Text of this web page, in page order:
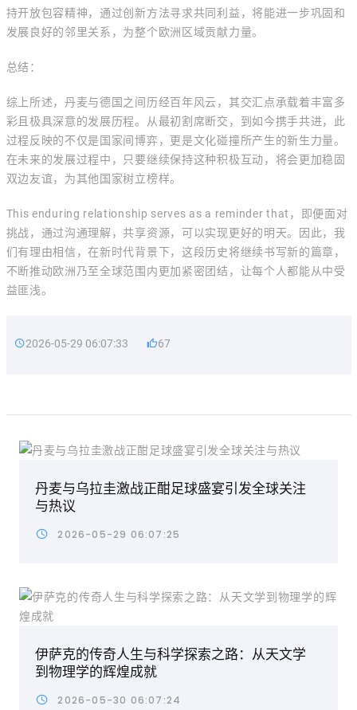
持开放包容精神，通过创新方法寻求共同利益，将能进一步巩固和
发展良好的邻里关系，为整个欧洲区域贡献力量。
总结：
综上所述，丹麦与德国之间历经百年风云，其交汇点承载着丰富多
彩且极具深意的发展历程。从最初割席断交，到如今携手共进，此
过程反映的不仅是国家间博弈，更是文化碰撞所产生的新生力量。
在未来的发展过程中，只要继续保持这种积极互动，将会更加稳固
双边友谊，为其他国家树立榜样。
This enduring relationship serves as a reminder that，即便面对
挑战，通过沟通理解，共享资源，可以实现更好的明天。因此，我
们有理由相信，在新时代背景下，这段历史将继续书写新的篇章，
不断推动欧洲乃至全球范围内更加紧密团结，让每个人都能从中受
益匪浅。
2026-05-29 06:07:33 67
丹麦与乌拉圭激战正酣足球盛宴引发全球关注
与热议
2026-05-29 06:07:25
伊萨克的传奇人生与科学探索之路：从天文学
到物理学的辉煌成就
2026-05-30 06:07:24